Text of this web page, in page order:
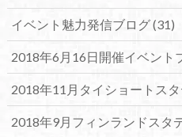
イベント魅力発信ブログ(31)
2018年6月16日開催イベント
2018年11月タイショートス
2018年9月フィンランドスタ